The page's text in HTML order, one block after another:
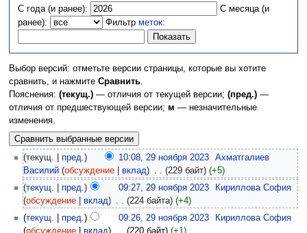
навигации
поиску
С года (и ранее):
С месяца (и
ранее):
Фильтрметок:
Выбор версий: отметьте версии страницы, которые вы хотите
сравнить, и нажмите Сравнить.
Пояснения: (текущ.)— отличия от текущей версии; (пред.)—
отличия от предшествующей версии; м — незначительные
изменения.
(текущ. | пред. ) 10:08, 29 ноября 2023
Ахматгалиев
Василий (обсуждение вклад) (229 байт) (+5)
(текущ. пред.) 09:27, 29 ноября 2023
Кириллова София
(обсуждение вклад) . . (224 байта) (+4)
(текущ. пред.) 09:26, 29 ноября 2023
Кириллова София